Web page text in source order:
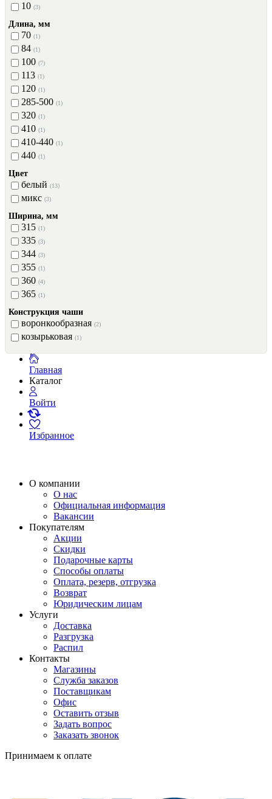
10 (3)
Длина, мм
70 (1)
84 (1)
100 (7)
113 (1)
120 (1)
285-500 (1)
320 (1)
410 (1)
410-440 (1)
440 (1)
Цвет
белый (13)
микс (3)
Ширина, мм
315 (1)
335 (3)
344 (3)
355 (1)
360 (4)
365 (1)
Конструкция чаши
воронкообразная (2)
козырьковая (1)
Главная
Каталог
Войти
Избранное
О компании
О нас
Официальная информация
Вакансии
Покупателям
Акции
Скидки
Подарочные карты
Способы оплаты
Оплата, резерв, отгрузка
Возврат
Юридическим лицам
Услуги
Доставка
Разгрузка
Распил
Контакты
Магазины
Служба заказов
Поставщикам
Офис
Оставить отзыв
Задать вопрос
Заказать звонок
Принимаем к оплате